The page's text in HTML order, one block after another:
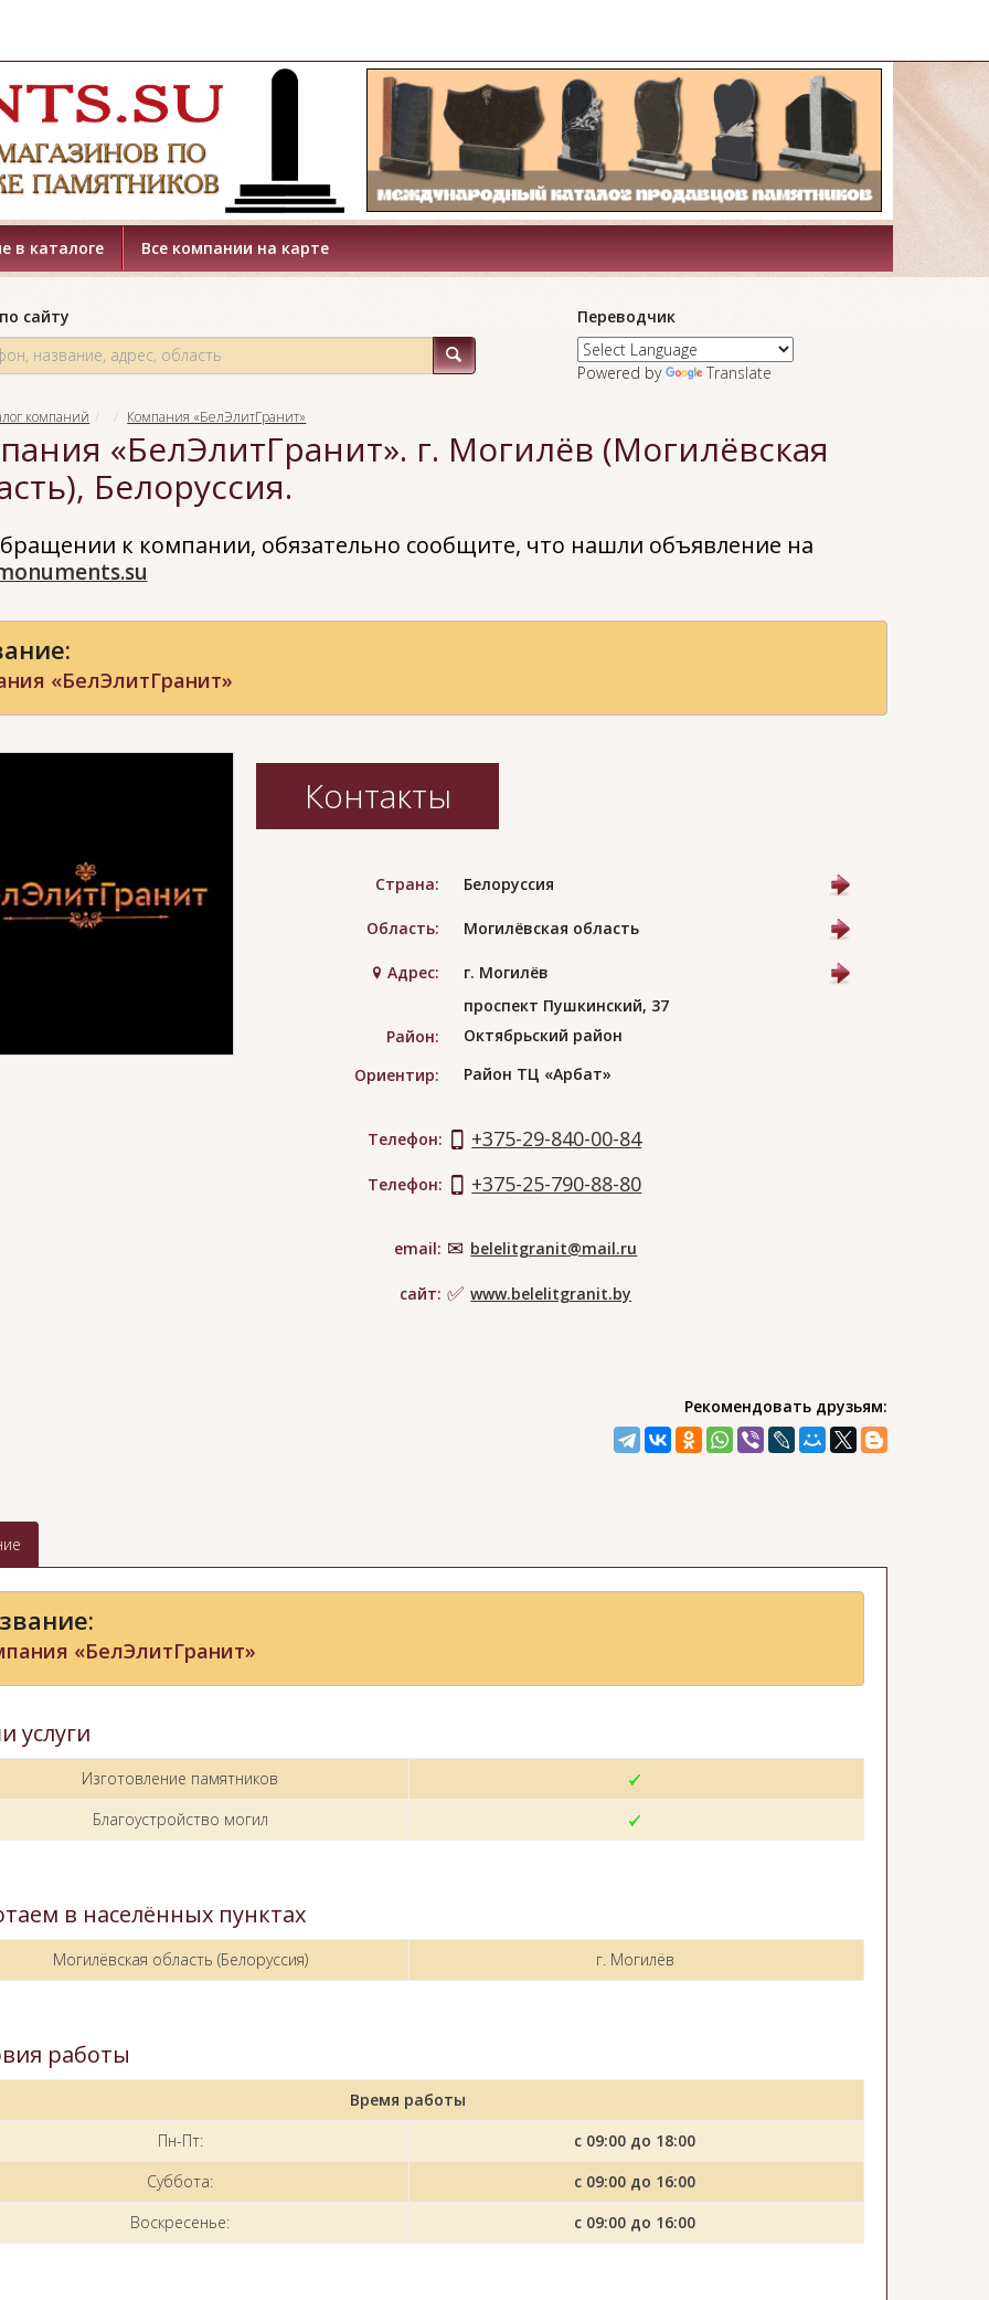
в каталоге Все компании на карте
сайту Переводчик
Powered by Translate
компаний Компания «БелЭлитГранит»
«БелЭлитГранит». г. Могилёв (Могилёвская
Белоруссия.
к компании, обязательно сообщите, что нашли объявление на
«БелЭлитГранит»
Контакты
Страна: Белоруссия
Область: Могилёвская область
Адрес:
г. Могилёв
проспект Пушкинский, 37
Район:
Октябрьский район
Ориентир:
Район ТЦ «Арбат»
Телефон: +375-29-840-00-84
Телефон: +375-25-790-88-80
email: belelitgranit@mail.ru
сайт: www.belelitgranit.by
Рекомендовать друзьям:
«БелЭлитГранит»
услуги
Изготовление памятников
Благоустройство могил
в населённых пунктах
Могилёвская область (Белоруссия) г. Могилёв
работы
Время работы
Пн-Пт:
с 09:00 до 18:00
Суббота:
с 09:00 до 16:00
Воскресенье:
с 09:00 до 16:00